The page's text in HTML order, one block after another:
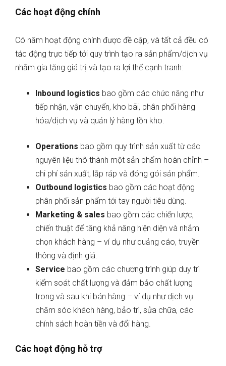
Các hoạt động chính
Có năm hoạt động chính được đề cập, và tất cả đều có
tác động trực tiếp tới quy trình tạo ra sản phẩm/dịch vụ
nhằm gia tăng giá trị và tạo ra lợi thế cạnh tranh:
Inbound logistics bao gồm các chức năng như
tiếp nhận, vận chuyển, kho bãi, phân phối hàng
hóa/dịch vụ và quản lý hàng tồn kho.
Operations bao gồm quy trình sản xuất từ các
nguyên liệu thô thành một sản phẩm hoàn chỉnh –
chi phí sản xuất, lắp ráp và đóng gói sản phẩm.
Outbound logistics bao gồm các hoạt động
phân phối sản phẩm tới tay người tiêu dùng.
Marketing & sales bao gồm các chiến lược,
chiến thuật để tăng khả năng hiện diện và nhắm
chọn khách hàng – ví dụ như quảng cáo, truyền
thông và định giá.
Service bao gồm các chương trình giúp duy trì
kiểm soát chất lượng và đảm bảo chất lượng
trong và sau khi bán hàng – ví dụ như dịch vụ
chăm sóc khách hàng, bảo trì, sửa chữa, các
chính sách hoàn tiền và đổi hàng.
Các hoạt động hỗ trợ